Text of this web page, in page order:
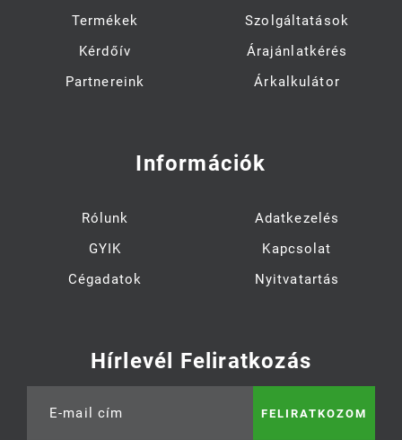
Termékek
Kérdőív
Partnereink
Szolgáltatások
Árajánlatkérés
Árkalkulátor
Információk
Rólunk
GYIK
Cégadatok
Adatkezelés
Kapcsolat
Nyitvatartás
Hírlevél Feliratkozás
E-mail cím